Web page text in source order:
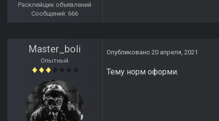
Расклейщик объявлений
Сообщений: 666
Master_boli
Опытный
Опубликовано 20 апреля, 2021
Тему норм оформи.